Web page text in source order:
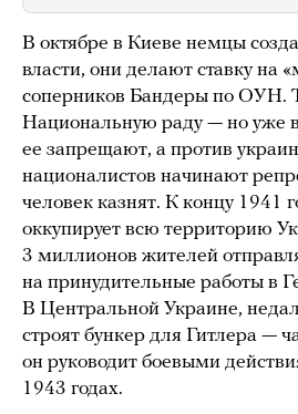
В октябре в Киеве немцы
власти, они делают ставку на
соперников Бандеры по ОУН.
Национальную раду — но уже
ее запрещают, а против
националистов начинают
человек казнят. К концу 1941
оккупирует всю территорию
3 миллионов жителей
на принудительные работы в
В Центральной Украине,
строят бункер для Гитлера —
он руководит боевыми
1943 годах.